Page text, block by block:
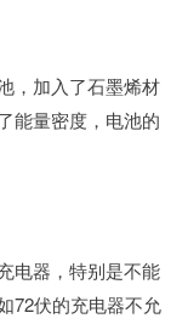
，加入了石墨烯材
能量密度，电池的
电器，特别是不能
72伏的充电器不允